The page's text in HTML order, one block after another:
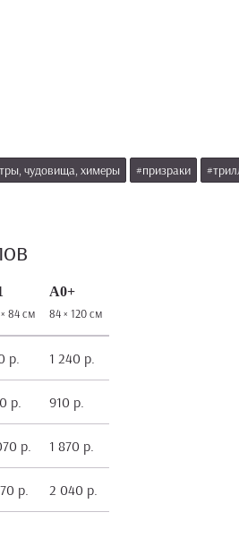
чудовища, химеры #призраки
84 см
А0+
84 × 120 см
р. 1 240 р.
р. 910 р.
р. 1 870 р.
р. 2 040 р.